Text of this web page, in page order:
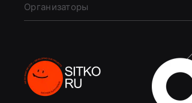
Организаторы